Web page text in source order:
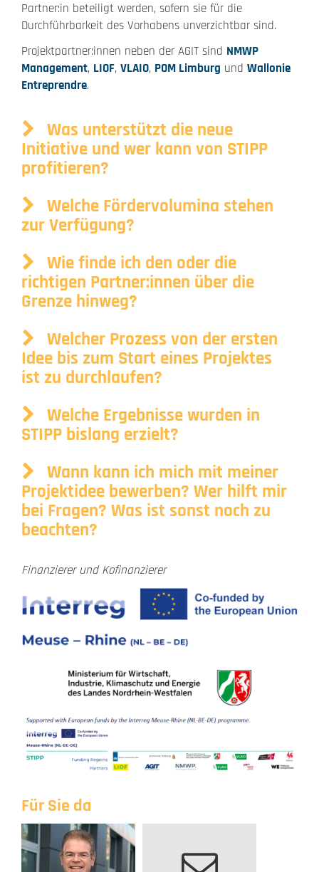
Partner:in beteiligt werden, sofern sie für die
Durchführbarkeit des Vorhabens unverzichtbar sind.
Projektpartner:innen neben der AGIT sind NMWP
Management, LIOF, VLAIO, POM Limburg und Wallonie
Entreprendre.
Initiative und wer kann von STIPP
profitieren?
zur Verfügung?
richtigen Partner:innen über die
Grenze hinweg?
Idee bis zum Start eines Projektes
ist zu durchlaufen?
STIPP bislang erzielt?
Projektidee bewerben? Wer hilft mir
bei Fragen? Was ist sonst noch zu
beachten?
Finanzierer und Kofinanzierer
Für Sie da